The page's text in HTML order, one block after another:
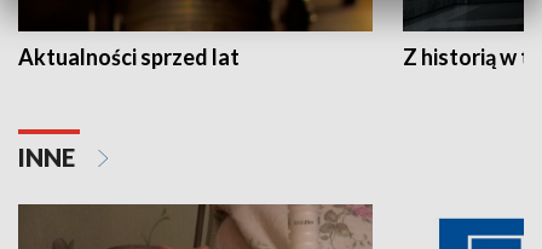
Aktualności sprzed lat Z historią w
INNE